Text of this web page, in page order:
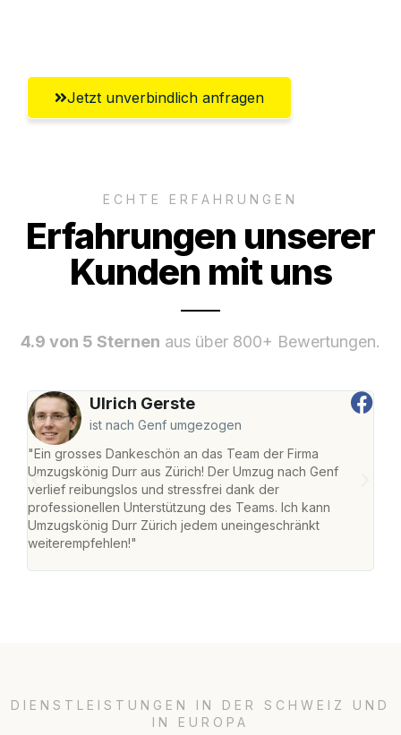
Jetzt unverbindlich anfragen
ECHTE ERFAHRUNGEN
Erfahrungen unserer
Kunden mit uns
4.9 von 5 Sternen aus über 800+ Bewertungen.
Ulrich Gerste
ist nach Genf umgezogen
"Ein grosses Dankeschön an das Team der Firma
Umzugskönig Durr aus Zürich! Der Umzug nach Genf
verlief reibungslos und stressfrei dank der
professionellen Unterstützung des Teams. Ich kann
Umzugskönig Durr Zürich jedem uneingeschränkt
weiterempfehlen!"
DIENSTLEISTUNGEN IN DER SCHWEIZ UND
IN EUROPA